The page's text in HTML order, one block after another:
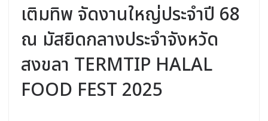
เติมทิพ จัดงานใหญ่ประจำปี 68
ณ มัสยิดกลางประจำจังหวัด
สงขลา TERMTIP HALAL
FOOD FEST 2025